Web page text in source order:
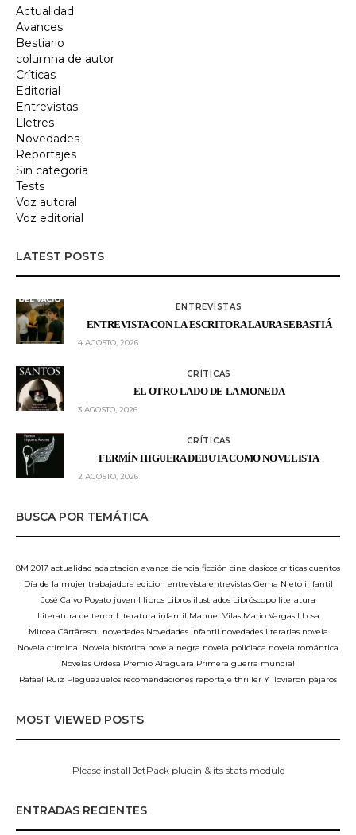
Actualidad
Avances
Bestiario
columna de autor
Críticas
Editorial
Entrevistas
Lletres
Novedades
Reportajes
Sin categoría
Tests
Voz autoral
Voz editorial
LATEST POSTS
ENTREVISTAS
ENTREVISTA CON LA ESCRITORA LAURA SEBASTIÁ
4 AGOSTO, 2026
CRÍTICAS
EL OTRO LADO DE LA MONEDA
3 AGOSTO, 2026
CRÍTICAS
FERMÍN HIGUERA DEBUTA COMO NOVELISTA
2 AGOSTO, 2026
BUSCA POR TEMÁTICA
8M 2017 actualidad adaptacion avance ciencia ficción cine clasicos criticas cuentos
Día de la mujer trabajadora edicion entrevista entrevistas Gema Nieto infantil
José Calvo Poyato juvenil libros Libros ilustrados Libróscopo literatura
Literatura de terror Literatura infantil Manuel Vilas Mario Vargas LLosa
Mircea Cărtărescu novedades Novedades infantil novedades literarias novela
Novela criminal Novela histórica novela negra novela policiaca novela romántica
Novelas Ordesa Premio Alfaguara Primera guerra mundial
Rafael Ruiz Pleguezuelos recomendaciones reportaje thriller Y llovieron pájaros
MOST VIEWED POSTS
Please install JetPack plugin & its stats module
ENTRADAS RECIENTES